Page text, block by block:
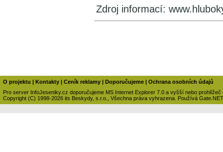
Zdroj informací:
O projektu | Kontakty | Ceník reklamy | Doporučujeme | Ochrana osobních údajů
Pro server InfoJeseniky.cz doporučujeme MS Internet Explorer 7.0 a vyšší nebo prohlížeč
Copyright (C) 1998-2026 its Beskydy, s.r.o., Všechna práva vyhrazena. Používá